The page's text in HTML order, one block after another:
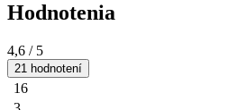
Hodnotenia
4,6 / 5
21 hodnotení
16